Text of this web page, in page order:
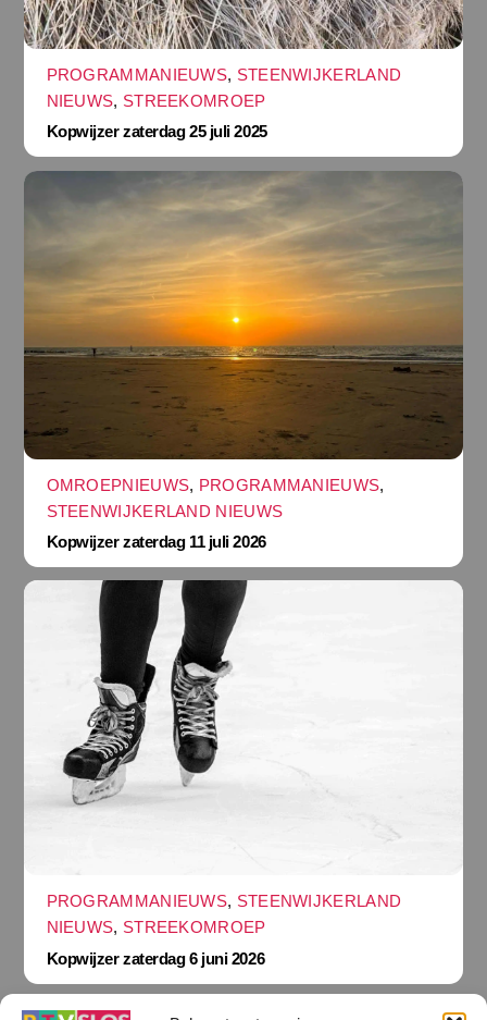
PROGRAMMANIEUWS, STEENWIJKERLAND
NIEUWS, STREEKOMROEP
Kopwijzer zaterdag 25 juli 2025
OMROEPNIEUWS, PROGRAMMANIEUWS,
STEENWIJKERLAND NIEUWS
Kopwijzer zaterdag 11 juli 2026
PROGRAMMANIEUWS, STEENWIJKERLAND
NIEUWS, STREEKOMROEP
Kopwijzer zaterdag 6 juni 2026